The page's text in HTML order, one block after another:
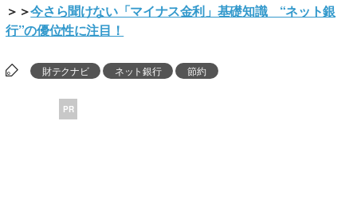
＞＞今さら聞けない「マイナス金利」基礎知識 “ネット銀
行”の優位性に注目！
財テクナビ ネット銀行 節約
PR